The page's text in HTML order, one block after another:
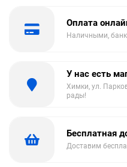
Оплата
Наличными,
У нас есть
Химки, ул.
рады!
Бесплатная
Доставим